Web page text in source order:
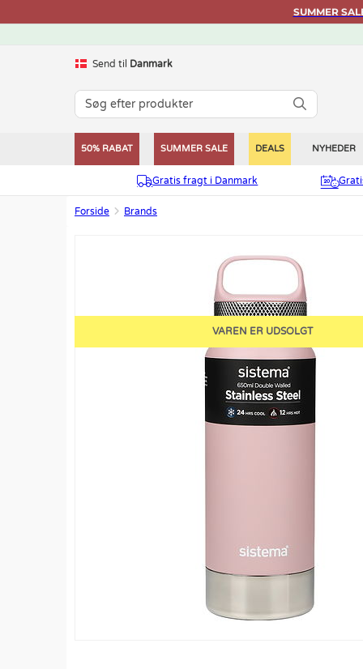
SUMMER
Send til Danmark
50% RABAT SUMMER SALE DEALS NYHEDER
Gratis fragt i Danmark
Forside Brands
VAREN ER UDSOLGT